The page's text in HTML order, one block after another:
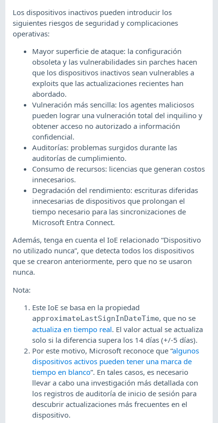
Los dispositivos inactivos pueden introducir los
siguientes riesgos de seguridad y complicaciones
operativas:
Mayor superficie de ataque: la configuración
obsoleta y las vulnerabilidades sin parches hacen
que los dispositivos inactivos sean vulnerables a
exploits que las actualizaciones recientes han
abordado.
Vulneración más sencilla: los agentes maliciosos
pueden lograr una vulneración total del inquilino y
obtener acceso no autorizado a información
confidencial.
Auditorías: problemas surgidos durante las
auditorías de cumplimiento.
Consumo de recursos: licencias que generan costos
innecesarios.
Degradación del rendimiento: escrituras diferidas
innecesarias de dispositivos que prolongan el
tiempo necesario para las sincronizaciones de
Microsoft Entra Connect.
Además, tenga en cuenta el IoE relacionado “Dispositivo
no utilizado nunca”, que detecta todos los dispositivos
que se crearon anteriormente, pero que no se usaron
nunca.
Nota:
Este IoE se basa en la propiedad
approximateLastSignInDateTime, que no se
actualiza en tiempo real. El valor actual se actualiza
solo si la diferencia supera los 14 días (+/-5 días).
Por este motivo, Microsoft reconoce que “algunos
dispositivos activos pueden tener una marca de
tiempo en blanco”. En tales casos, es necesario
llevar a cabo una investigación más detallada con
los registros de auditoría de inicio de sesión para
descubrir actualizaciones más frecuentes en el
dispositivo.